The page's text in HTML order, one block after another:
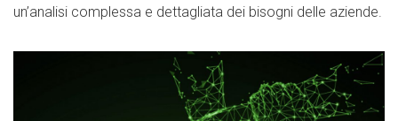
un’analisi complessa e dettagliata dei bisogni delle aziende.